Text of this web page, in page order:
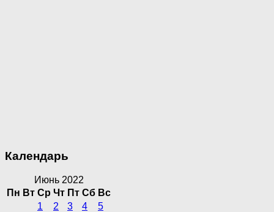
Календарь
Июнь 2022
Пн Вт Ср Чт Пт Сб Вс
1
2 3 4
5